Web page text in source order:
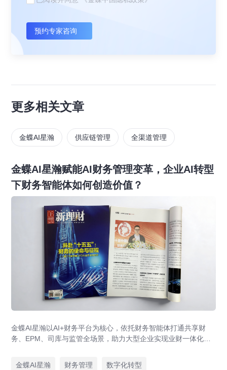
预约专家咨询
更多相关文章
金蝶AI星瀚 供应链管理 全渠道管理
金蝶AI星瀚赋能AI财务管理变革，企业AI转型
下财务智能体如何创造价值？
金蝶AI星瀚以AI+财务平台为核心，依托财务智能体打通共享财
务、EPM、司库与监管全场景，助力大型企业实现业财一体化与
局、华为、通威等领先企业的共同选择。
金蝶AI星瀚 财务管理 数字化转型